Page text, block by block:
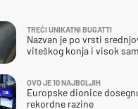
TREĆI UNIKATNI BUGATTI
Nazvan je po vrsti
viteškog konja i visok
OVO JE 10 NAJBOLJIH
Europske dionice
rekordne razine